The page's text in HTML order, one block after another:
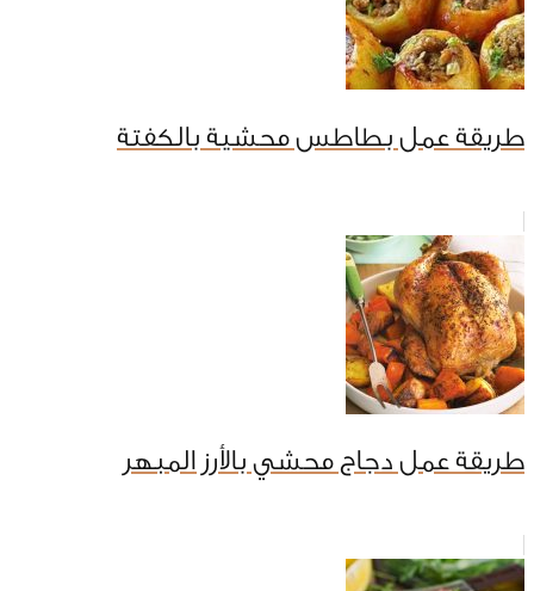
طريقة عمل بطاطس محشية بالكفتة
طريقة عمل دجاج محشي بالأرز المبهر